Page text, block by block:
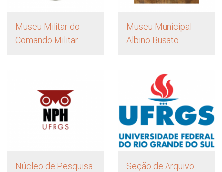
Museu Militar do
Comando Militar
Museu Municipal
Albino Busato
Núcleo de Pesquisa
Seção de Arquivo